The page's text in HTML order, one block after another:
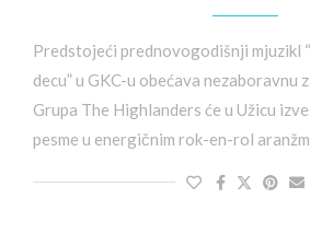
Predstojeći prednovogodišnji mjuzikl
decu” u GKC-u obećava nezaboravnu
Grupa The Highlanders će u Užicu
pesme u energičnim rok-en-rol